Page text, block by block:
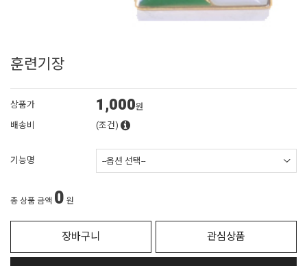
훈련기장
상품가 1,000원
배송비
(조건)
기능명
총 상품 금액 0 원
장바구니 관심상품